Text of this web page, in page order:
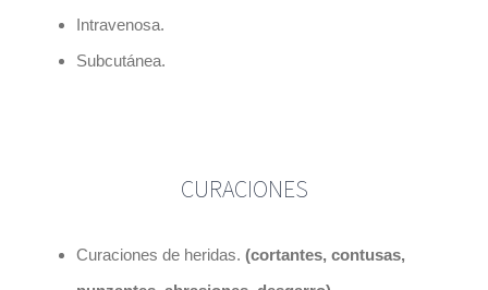
Intravenosa.
Subcutánea.
CURACIONES
Curaciones de heridas. (cortantes, contusas,